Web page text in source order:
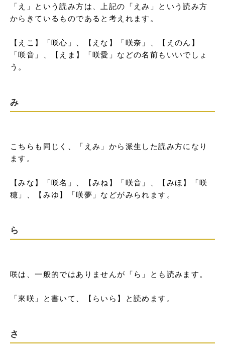
「え」という読み方は、上記の「えみ」という読み方
からきているものであると考えれます。
【えこ】「咲心」、【えな】「咲奈」、【えのん】
「咲音」、【えま】「咲愛」などの名前もいいでしょ
う。
み
こちらも同じく、「えみ」から派生した読み方になり
ます。
【みな】「咲名」、【みね】「咲音」、【みほ】「咲
穂」、【みゆ】「咲夢」などがみられます。
ら
咲は、一般的ではありませんが「ら」とも読みます。
「來咲」と書いて、【らいら】と読めます。
さ